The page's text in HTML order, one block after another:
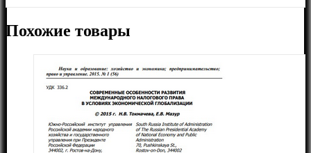
Похожие товары